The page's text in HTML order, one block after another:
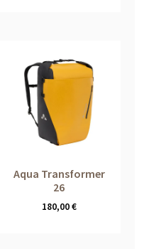
Aqua Transformer
26
180,00€